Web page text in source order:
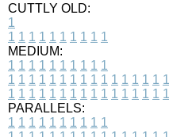
CUTTLY OLD:
1
1 1 1 1 1 1 1 1 1 1
MEDIUM:
1 1 1 1 1 1 1 1 1 1
1 1 1 1 1 1 1 1 1 1 1 1 1 1 1 1
1 1 1 1 1 1 1 1 1 1 1 1 1 1 1 1
PARALLELS:
1 1 1 1 1 1 1 1 1 1